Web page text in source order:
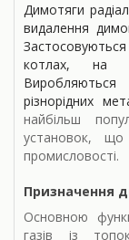
Димотяги
видалення
котлах, на
різнорідних
найбільш
установок, що
промисловості.
Призначення
Основною
газів із